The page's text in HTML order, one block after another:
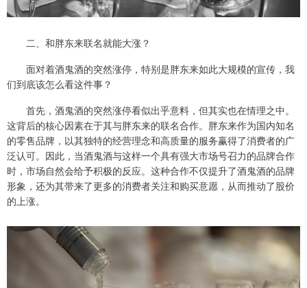
二、和胖东来联名就能大涨？
面对着酒鬼酒的突然涨停，特别是胖东来如此大规模的宣传，我
们到底该怎么看这件事？
首先，酒鬼酒的突然涨停看似出乎意料，但其实也在情理之中。
这背后的核心因素在于其与胖东来的联名合作。胖东来作为国内知名
的零售品牌，以其独特的经营理念和高质量的服务赢得了消费者的广
泛认可。因此，当酒鬼酒与这样一个具有强大市场号召力的品牌合作
时，市场自然会给予积极的反应。这种合作不仅提升了酒鬼酒的品牌
形象，还为其带来了更多的消费者关注和购买意愿，从而推动了股价
的上涨。